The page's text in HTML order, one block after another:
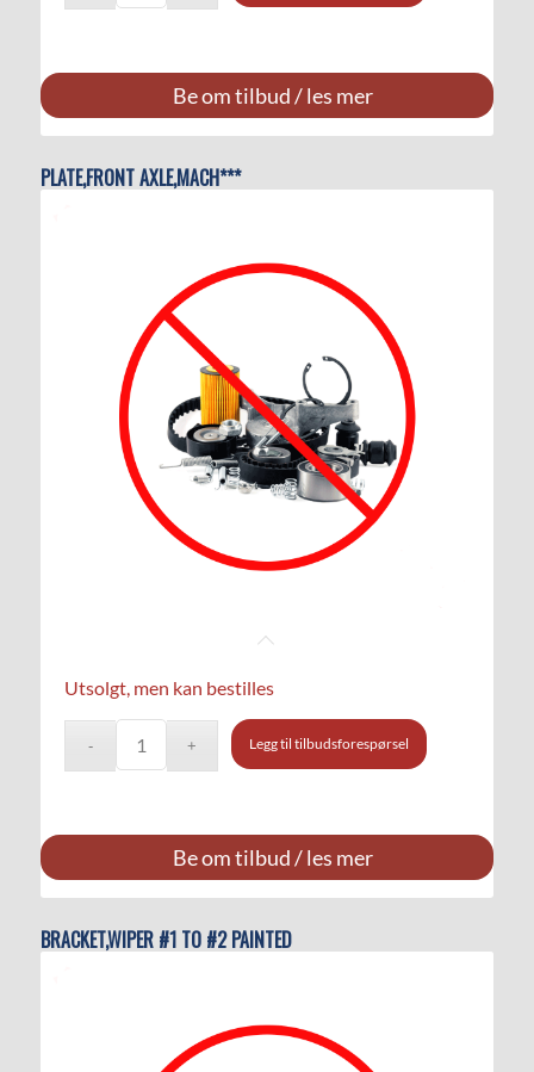
Be om tilbud / les mer
PLATE,FRONT AXLE,MACH***
Utsolgt, men kan bestilles
Legg til tilbudsforespørsel
Be om tilbud / les mer
BRACKET,WIPER #1 TO #2 PAINTED